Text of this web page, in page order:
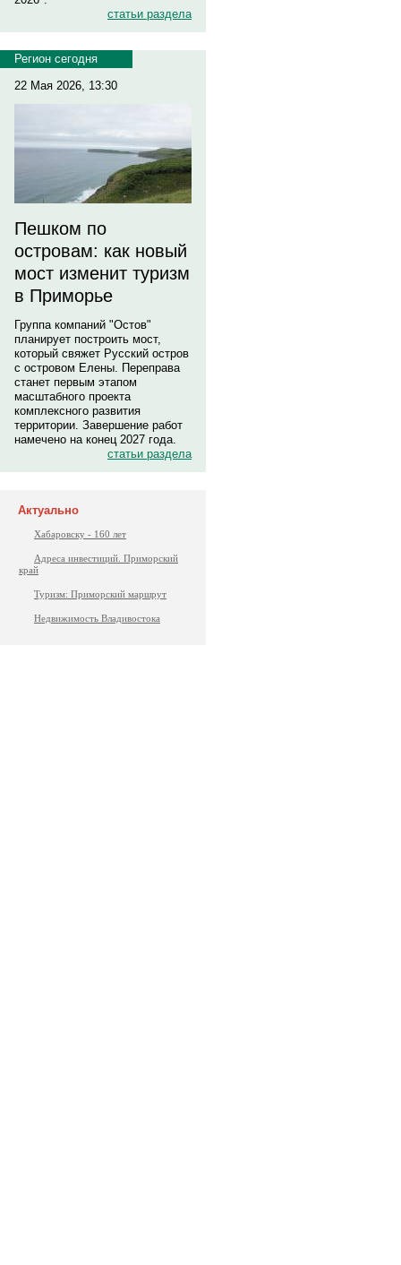
статьи раздела
Регион сегодня
22 Мая 2026, 13:30
Пешком по
островам: как новый
мост изменит туризм
в Приморье
Группа компаний "Остов"
планирует построить мост,
который свяжет Русский остров
с островом Елены. Переправа
станет первым этапом
масштабного проекта
комплексного развития
территории. Завершение работ
намечено на конец 2027 года.
статьи раздела
Актуально
Хабаровску - 160 лет
Адреса инвестиций. Приморский
край
Туризм: Приморский маршрут
Недвижимость Владивостока